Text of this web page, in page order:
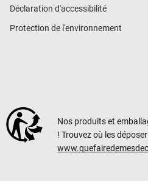
Déclaration d'accessibilité
Protection de l'environnement
Nos produits et
! Trouvez où les